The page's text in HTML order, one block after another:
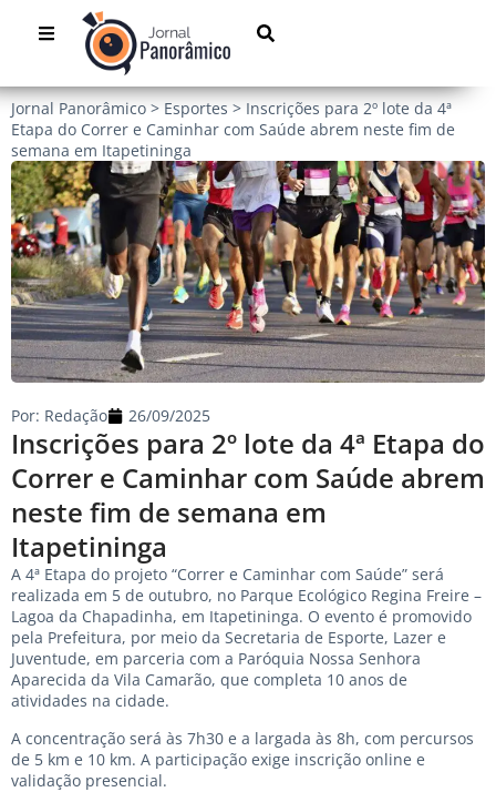
Jornal Panorâmico > Esportes > Inscrições para 2º lote da 4ª
Etapa do Correr e Caminhar com Saúde abrem neste fim de
semana em Itapetininga
Inscrições para 2º lote da 4ª Etapa do
Correr e Caminhar com Saúde abrem
neste fim de semana em
Itapetininga
Por: Redação 26/09/2025
A 4ª Etapa do projeto “Correr e Caminhar com Saúde” será
realizada em 5 de outubro, no Parque Ecológico Regina Freire –
Lagoa da Chapadinha, em Itapetininga. O evento é promovido
pela Prefeitura, por meio da Secretaria de Esporte, Lazer e
Juventude, em parceria com a Paróquia Nossa Senhora
Aparecida da Vila Camarão, que completa 10 anos de
atividades na cidade.
A concentração será às 7h30 e a largada às 8h, com percursos
de 5 km e 10 km. A participação exige inscrição online e
validação presencial.